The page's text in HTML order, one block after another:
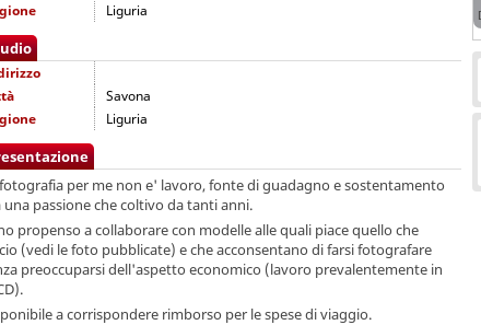
Liguria
Savona
Liguria
per me non e' lavoro, fonte di guadagno e sostentamento
una passione che coltivo da tanti anni.
propenso a collaborare con modelle alle quali piace quello che
(vedi le foto pubblicate) e che acconsentano di farsi fotografare
preoccuparsi dell'aspetto economico (lavoro prevalentemente in
a corrispondere rimborso per le spese di viaggio.